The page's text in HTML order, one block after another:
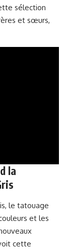
sélection
et sœurs,
la
le tatouage
et les
cette